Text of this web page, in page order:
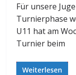
Für unsere
Turnierphase
U11 hat am
Turnier beim
Weiterlesen